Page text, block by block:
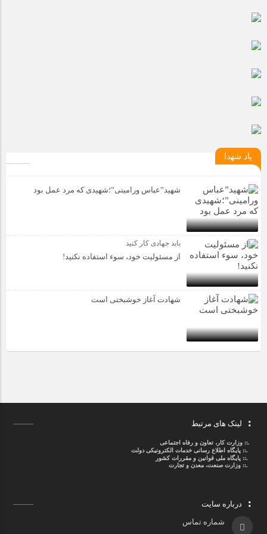
یاد شهدا
شهید”عباس ورامینی”؛شهیدی که مرد عمل بود
باید جهادی کار کنید
از مسئولیت خود، سوء استفاده نکنید!
شهادت آغاز خوشبختی است
لینک های مرتبط
.::وزارت کار، تعاون و رفاه اجتماعی
.::پایگاه اطلاع رسانی خدمات الکترونیکی دولت
.::پایگاه ملی قوانین و مقررات کشور
.:: وزارت صنعت، معدن و تجارت
درباره سایت
شماره تماس